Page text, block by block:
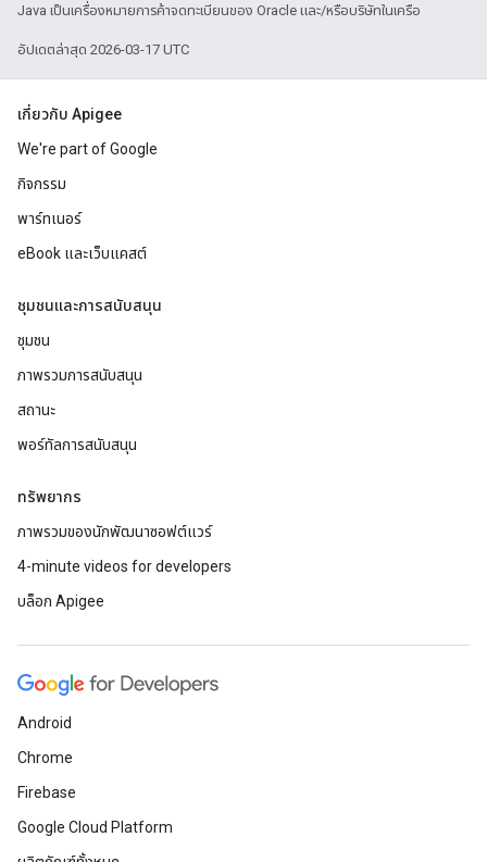
Java เป็นเครื่องหมายการค้าจดทะเบียนของ Oracle และ/หรือบริษัทในเครือ
อัปเดตล่าสุด 2026-03-17 UTC
เกี่ยวกับ Apigee
We're part of Google
กิจกรรม
พาร์ทเนอร์
eBook และเว็บแคสต์
ชุมชนและการสนับสนุน
ชุมชน
ภาพรวมการสนับสนุน
สถานะ
พอร์ทัลการสนับสนุน
ทรัพยากร
ภาพรวมของนักพัฒนาซอฟต์แวร์
4-minute videos for developers
บล็อก Apigee
Android
Chrome
Firebase
Google Cloud Platform